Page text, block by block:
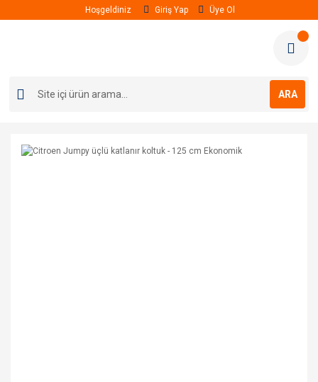
Hoşgeldiniz Giriş Yap Üye Ol
ARA